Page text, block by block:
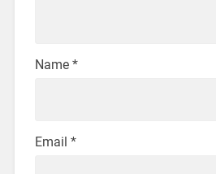
Name *
Email *